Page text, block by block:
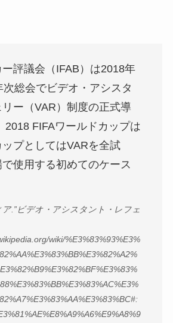
ー評議会（IFAB）は2018年
次総会でビデオ・アシスタ
ー（VAR）制度の正式導
2018 FIFAワールドカップは
プとしてはVARを全試
使用する初めてのケース
.”ビデオ・アシスタント・レフェ
wiki/%E3%83%93%E3%